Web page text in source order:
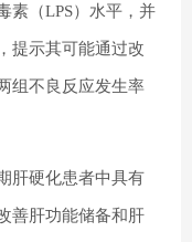
素（LPS）水平，并
提示其可能通过改
组不良反应发生率
肝硬化患者中具有
善肝功能储备和肝